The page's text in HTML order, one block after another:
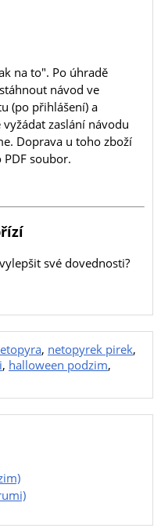
na to". Po úhradě
návod ve
(po přihlášení) a
zaslání návodu
Doprava u toho zboží
soubor.
své dovednosti?
, netopyrek pirek,
, halloween podzim,